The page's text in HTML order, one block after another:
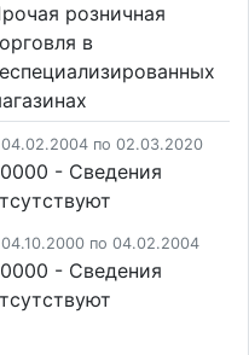
розничная
в
по 02.03.2020
- Cведения
по 04.02.2004
- Cведения